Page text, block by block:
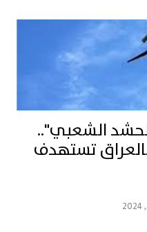
الشعبي"..
تستهدف